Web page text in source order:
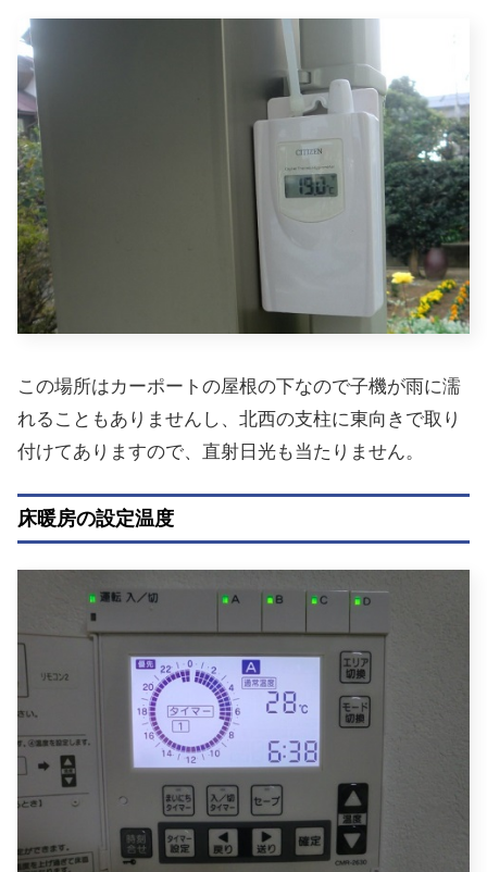
この場所はカーポートの屋根の下なので子機が雨に濡
れることもありませんし、北西の支柱に東向きで取り
付けてありますので、直射日光も当たりません。
床暖房の設定温度